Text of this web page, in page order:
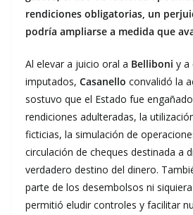
rendiciones obligatorias, un
podría ampliarse a medida que
Al elevar a juicio oral a Belliboni y a
imputados, Casanello convalidó la
sostuvo que el Estado fue
rendiciones adulteradas, la
ficticias, la simulación de
circulación de cheques destinada a
verdadero destino del dinero.
parte de los desembolsos ni
permitió eludir controles y facilitar